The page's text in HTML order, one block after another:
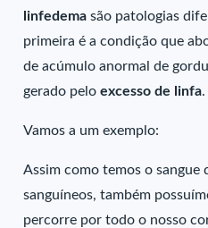
linfedema são patologias
primeira é a condição que
de acúmulo anormal de
gerado peloexcesso de linfa.
Vamos a um exemplo:
Assim como temos o sangue
sanguíneos, também
percorre por todo o nosso